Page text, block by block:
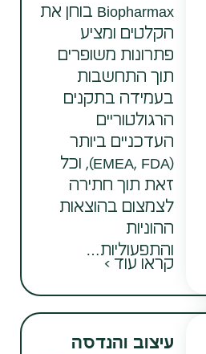
Biopharmax בוחן את
הקלטים ומציע
פתרונות משופרים
תוך התחשבות
בעמידה בתקנים
הרגולטוריים
העדכניים ביותר
(EMEA, FDA), וכל
זאת תוך חתירה
לצמצום בהוצאות
ההוניות
והתפעוליות…
קראו עוד >
עיצוב והנדסה